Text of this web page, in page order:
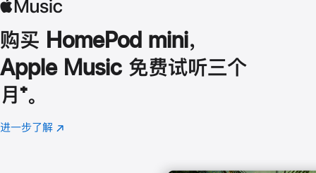
购买 HomePod mini，
Apple Music 免费试听三个
月 脚
注
⁺。
进一步了解 Apple
(在